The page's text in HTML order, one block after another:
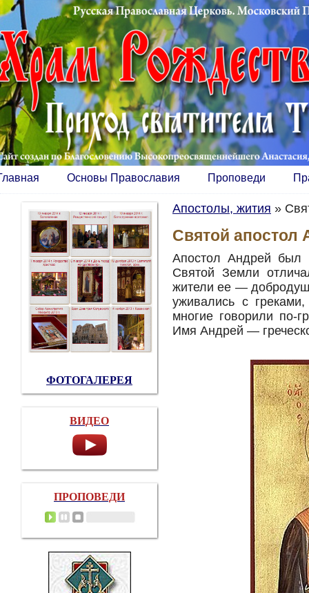
Основы Православия Проповеди
Апостолы, жития »
Святой апостол
Апостол Андрей был
Святой Земли
жители ее —
уживались с
многие говорили по-
Имя Андрей —
ФОТОГАЛЕРЕЯ
ВИДЕО
ПРОПОВЕДИ